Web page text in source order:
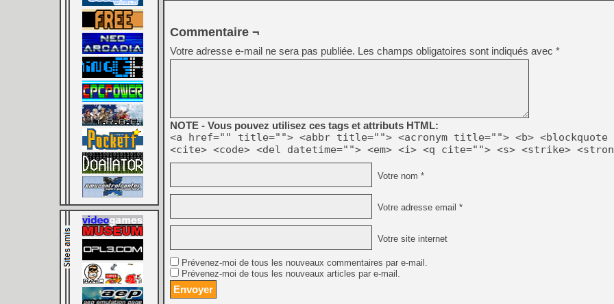
Commentaire ¬
Votre adresse e-mail ne sera pas publiée. Les champs obligatoires sont indiqués avec *
NOTE - Vous pouvez utilisez ces tags et attributs HTML:
<a href="" title=""> <abbr title=""> <acronym title=""> <b> <blockquote
<cite> <code> <del datetime=""> <em> <i> <q cite=""> <s> <strike>
Votre nom *
Votre adresse email *
Votre site internet
Prévenez-moi de tous les nouveaux commentaires par e-mail.
Prévenez-moi de tous les nouveaux articles par e-mail.